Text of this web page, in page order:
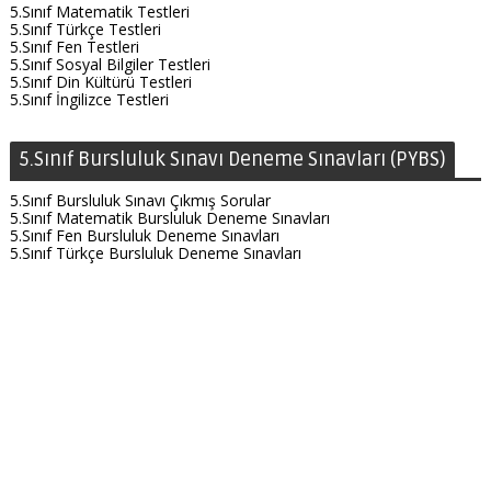
5.Sınıf Matematik Testleri
5.Sınıf Türkçe Testleri
5.Sınıf Fen Testleri
5.Sınıf Sosyal Bilgiler Testleri
5.Sınıf Din Kültürü Testleri
5.Sınıf İngilizce Testleri
5.Sınıf Bursluluk Sınavı Deneme Sınavları (PYBS)
5.Sınıf Bursluluk Sınavı Çıkmış Sorular
5.Sınıf Matematik Bursluluk Deneme Sınavları
5.Sınıf Fen Bursluluk Deneme Sınavları
5.Sınıf Türkçe Bursluluk Deneme Sınavları